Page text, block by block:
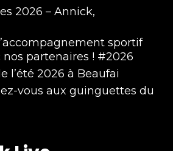
2026 – Annick,
sportif
nos partenaires ! #2026
l’été 2026 à Beaufai
vous aux guinguettes du